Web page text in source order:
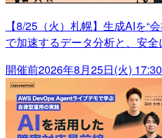
【8/25（火）札幌】生成AIを“
で加速するデータ分析と、安
開催前2026年8月25日(火) 17:30